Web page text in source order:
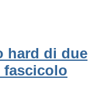
hard di due
fascicolo